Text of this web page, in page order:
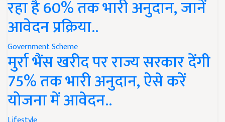
रहा है 60% तक भारी अनुदान, जानें
आवेदन प्रक्रिया..
Government Scheme
मुर्रा भैंस खरीद पर राज्य सरकार देंगी
75% तक भारी अनुदान, ऐसे करें
योजना में आवेदन..